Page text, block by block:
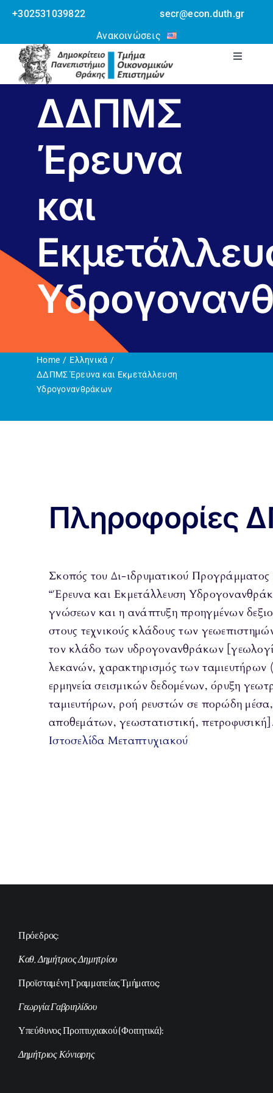
Ανοίξτε τη γραμμή εργαλείων
Skip
content
+302531039822
secr@econ.duth.gr
Ανακοινώσεις
Toggle
Τμήμα
Erasmus
Επικοινωνία
ΔΔΠΜΣ
Έρευνα
και
Home
Ελληνικά
ΔΔΠΜΣ Έρευνα και Εκμετάλλευση
Υδρογονανθράκων
Πληροφορίες
Σκοπός του Δι-ιδρυματικού
“Έρευνα και Εκμετάλλευση
γνώσεων και η ανάπτυξη προηγμένων
στους τεχνικούς κλάδους των
τον κλάδο των υδρογονανθράκων
λεκανών, χαρακτηρισμός των ταμιευτήρων
ερμηνεία σεισμικών δεδομένων, όρυξη
ταμιευτήρων, ροή ρευστών σε πορώδη
αποθεμάτων, γεωστατιστική,
Ιστοσελίδα Μεταπτυχιακού
Πρόεδρος:
Καθ. Δημήτριος Δημητρίου
Προϊσταμένη Γραμματείας Τμήματος:
Γεωργία Γαβριηλίδου
Υπεύθυνος Προπτυχιακού (Φοιτητικά):
Δημήτριος Κόνιαρης